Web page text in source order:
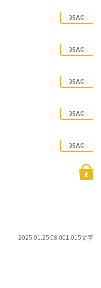
35AC
35AC
35AC
35AC
35AC
2025.01.25 08:001,015文字